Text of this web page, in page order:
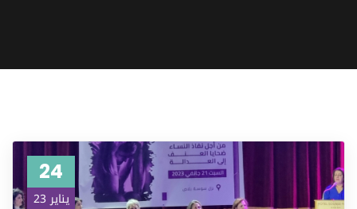
24
يناير 23